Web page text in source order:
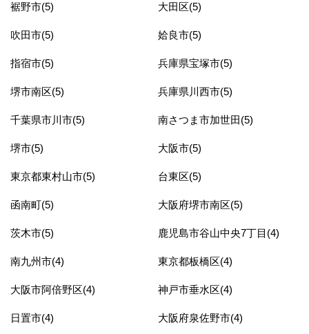
裾野市(5) 大田区(5)
吹田市(5) 姶良市(5)
指宿市(5) 兵庫県宝塚市(5)
堺市南区(5) 兵庫県川西市(5)
千葉県市川市(5) 南さつま市加世田(5)
堺市(5) 大阪市(5)
東京都東村山市(5) 台東区(5)
函南町(5) 大阪府堺市南区(5)
茨木市(5) 鹿児島市谷山中央7丁目(4)
南九州市(4) 東京都板橋区(4)
大阪市阿倍野区(4) 神戸市垂水区(4)
日置市(4) 大阪府泉佐野市(4)